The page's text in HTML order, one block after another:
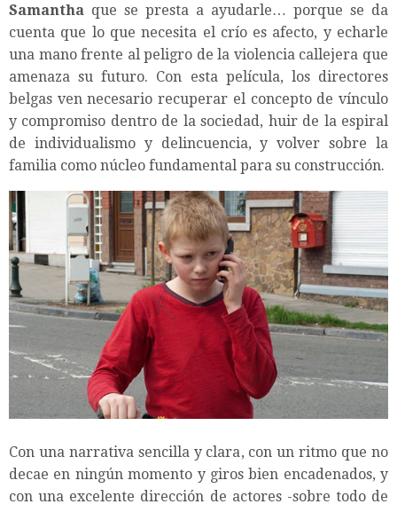
Samantha que se presta a ayudarle… porque se da
cuenta que lo que necesita el crío es afecto, y echarle
una mano frente al peligro de la violencia callejera que
amenaza su futuro. Con esta película, los directores
belgas ven necesario recuperar el concepto de vínculo
y compromiso dentro de la sociedad, huir de la espiral
de individualismo y delincuencia, y volver sobre la
familia como núcleo fundamental para su construcción.
Con una narrativa sencilla y clara, con un ritmo que no
decae en ningún momento y giros bien encadenados, y
con una excelente dirección de actores -sobre todo de